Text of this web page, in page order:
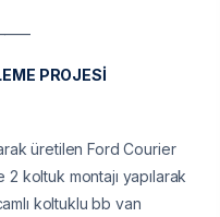
PROJESİ
üretilen Ford Courier
koltuk montajı yapılarak
koltuklu bb van